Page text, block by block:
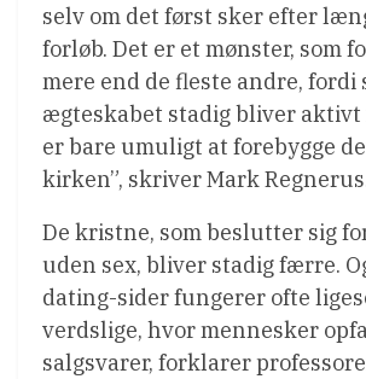
selv om det først sker efter
forløb. Det er et mønster, som
mere end de fleste andre, fordi
ægteskabet stadig bliver aktivt
er bare umuligt at forebygge
kirken”, skriver Mark
De kristne, som beslutter sig
uden sex, bliver stadig færre.
dating-sider fungerer ofte
verdslige, hvor mennesker
salgsvarer, forklarer